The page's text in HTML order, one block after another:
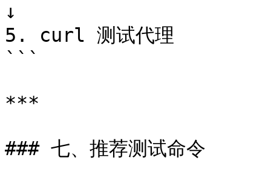
↓
5. curl 测试代理
```
***
### 七、推荐测试命令